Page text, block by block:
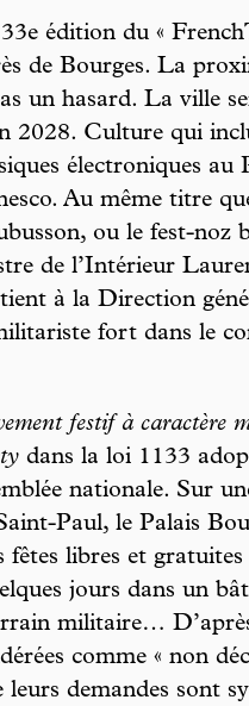
édition du «
de Bourges. La
un hasard. La ville
2028. Culture qui
électroniques
Au même titre
ou le fest-noz
de l’Intérieur
à la Direction
fort dans le
festif à caractère
dans la loi 1133
nationale. Sur
Paul, le Palais
fêtes libres et
jours dans un
militaire…
comme « non
leurs demandes sont